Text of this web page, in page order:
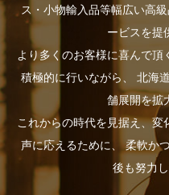
ス・小物輸入品等幅広い高級
ービスを提
より多くのお客様に喜んで
積極的に行いながら、
北海
舗展開を拡
これからの時代を見据え、
声に応えるために、
柔軟か
後も努力